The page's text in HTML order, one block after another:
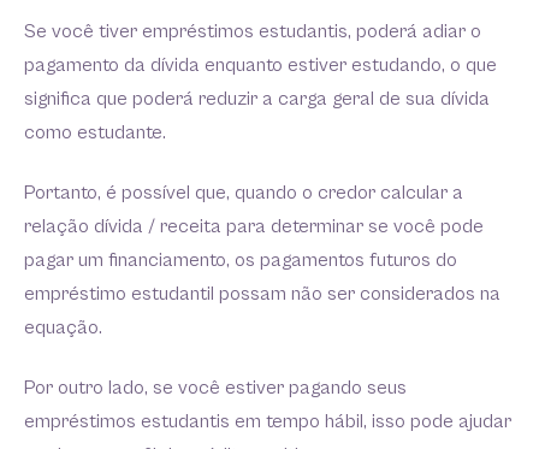
Se você tiver empréstimos estudantis, poderá adiar o
pagamento da dívida enquanto estiver estudando, o que
significa que poderá reduzir a carga geral de sua dívida
como estudante.
Portanto, é possível que, quando o credor calcular a
relação dívida / receita para determinar se você pode
pagar um financiamento, os pagamentos futuros do
empréstimo estudantil possam não ser considerados na
equação.
Por outro lado, se você estiver pagando seus
empréstimos estudantis em tempo hábil, isso pode ajudar